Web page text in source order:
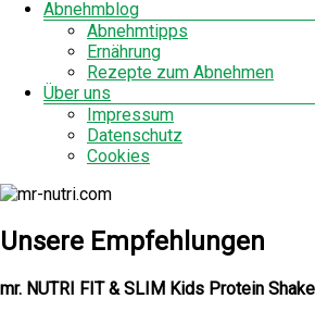
Abnehmblog
Abnehmtipps
Ernährung
Rezepte zum Abnehmen
Über uns
Impressum
Datenschutz
Cookies
Unsere Empfehlungen
mr. NUTRI FIT & SLIM Kids Protein